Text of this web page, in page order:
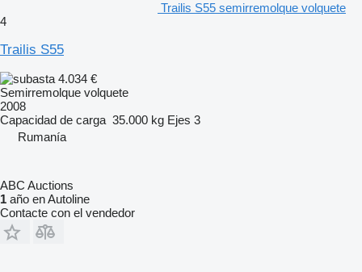
Trailis S55 semirremolque volquete
4
Trailis S55
4.034 €
Semirremolque volquete
2008
Capacidad de carga 35.000 kg Ejes 3
Rumanía
ABC Auctions
1 año en Autoline
Contacte con el vendedor